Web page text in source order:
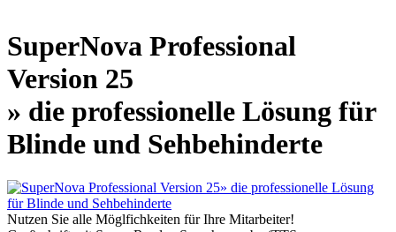
SuperNova Professional
Version 25
» die professionelle Lösung für
Blinde und Sehbehinderte
Nutzen Sie alle Möglfichkeiten für Ihre Mitarbeiter!